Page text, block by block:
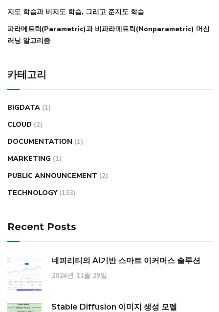
지도 학습과 비지도 학습, 그리고 준지도 학습
파라메트릭(Parametric)과 비파라메트릭(Nonparametric) 머신
러닝 알고리즘
카테고리
BIGDATA (1)
CLOUD (2)
DOCUMENTATION (1)
MARKETING (1)
PUBLIC ANNOUNCEMENT (2)
TECHNOLOGY (133)
Recent Posts
네피리티의 AI기반 스마트 이커머스 솔루션
2024년 11월 29일
Stable Diffusion 이미지 생성 모델